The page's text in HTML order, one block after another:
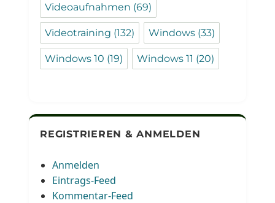
Videoaufnahmen (69)
Videotraining (132) Windows (33)
Windows 10 (19) Windows 11 (20)
REGISTRIEREN & ANMELDEN
Anmelden
Eintrags-Feed
Kommentar-Feed